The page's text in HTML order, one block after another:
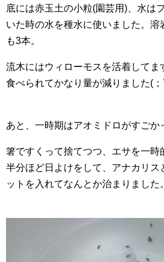
底には赤玉土の小粒(園芸用)、水は
いた時の水を種水に使いました。溶
も3本。
流木にはウィローモスを活着してま
食べられてかなり量が減りました(；
あと、一時期はアオミドロがすごか
箸ですくって捨てつつ、エサを一時
半分ほど日よけをして、アナカリス
ットを入れてなんとか治まりました。